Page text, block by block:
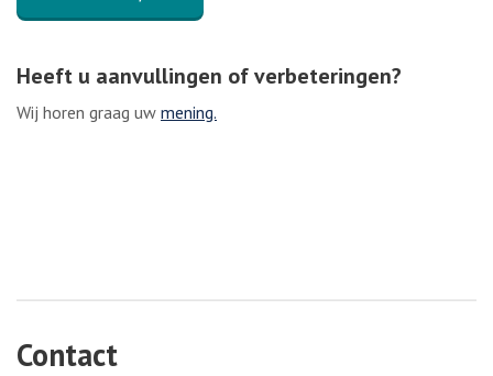
Heeft u aanvullingen of verbeteringen?
Wij horen graag uw mening.
Contact